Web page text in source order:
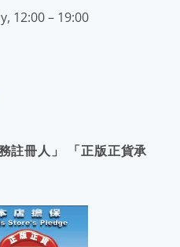
12:00 – 19:00
註冊人」 「正版正貨承